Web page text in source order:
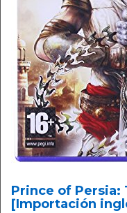
Prince of Persia:
[Importación